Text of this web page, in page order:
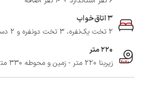
3 اتاق‌خواب
2 تخت یک‌نفره، 3 تخت دونفره و 2 دست رختخواب
220 متر
زیربنا 220 متر - زمین و محوطه 330 متر